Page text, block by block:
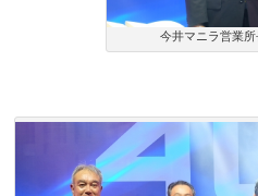
今井マニラ営業